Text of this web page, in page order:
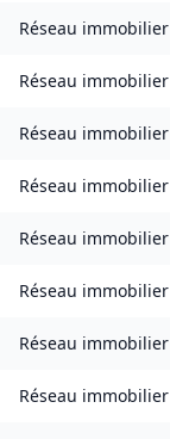
Réseau immobilier
Réseau immobilier
Réseau immobilier
Réseau immobilier
Réseau immobilier
Réseau immobilier
Réseau immobilier
Réseau immobilier